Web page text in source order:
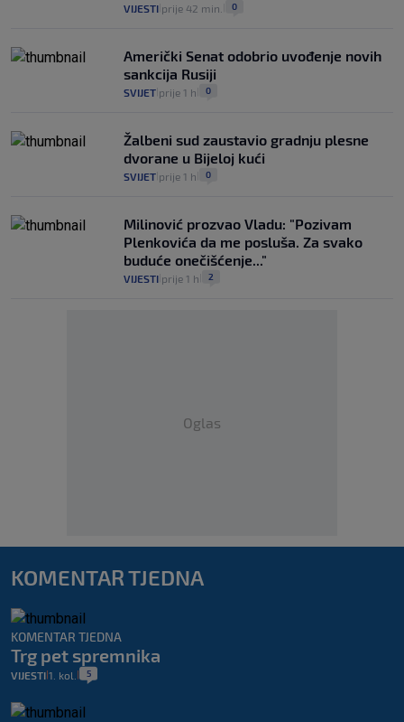
VIJESTI prije 42 min. 0
Američki Senat odobrio uvođenje novih
sankcija Rusiji
SVIJET prije 1 h 0
Žalbeni sud zaustavio gradnju plesne
dvorane u Bijeloj kući
SVIJET prije 1 h 0
Milinović prozvao Vladu: "Pozivam
Plenkovića da me posluša. Za svako
buduće onečišćenje..."
VIJESTI prije 1 h 2
Oglas
KOMENTAR TJEDNA
KOMENTAR TJEDNA
Trg pet spremnika
VIJESTI 1. kol. 5